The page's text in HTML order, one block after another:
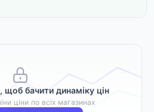
щоб бачити динаміку цін
ціни по всіх магазинах